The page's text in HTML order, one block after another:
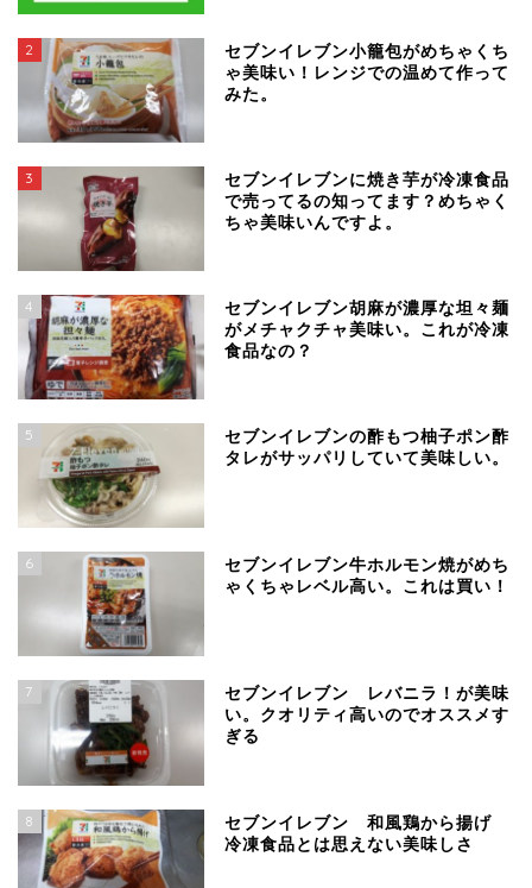
2
セブンイレブン小籠包がめちゃくち
ゃ美味い！レンジでの温めて作って
みた。
3
セブンイレブンに焼き芋が冷凍食品
で売ってるの知ってます？めちゃく
ちゃ美味いんですよ。
4
セブンイレブン胡麻が濃厚な坦々麺
がメチャクチャ美味い。これが冷凍
食品なの？
5
セブンイレブンの酢もつ柚子ポン酢
タレがサッパリしていて美味しい。
6
セブンイレブン牛ホルモン焼がめち
ゃくちゃレベル高い。これは買い！
7
セブンイレブン レバニラ！が美味
い。クオリティ高いのでオススメす
ぎる
8
セブンイレブン 和風鶏から揚げ
冷凍食品とは思えない美味しさ